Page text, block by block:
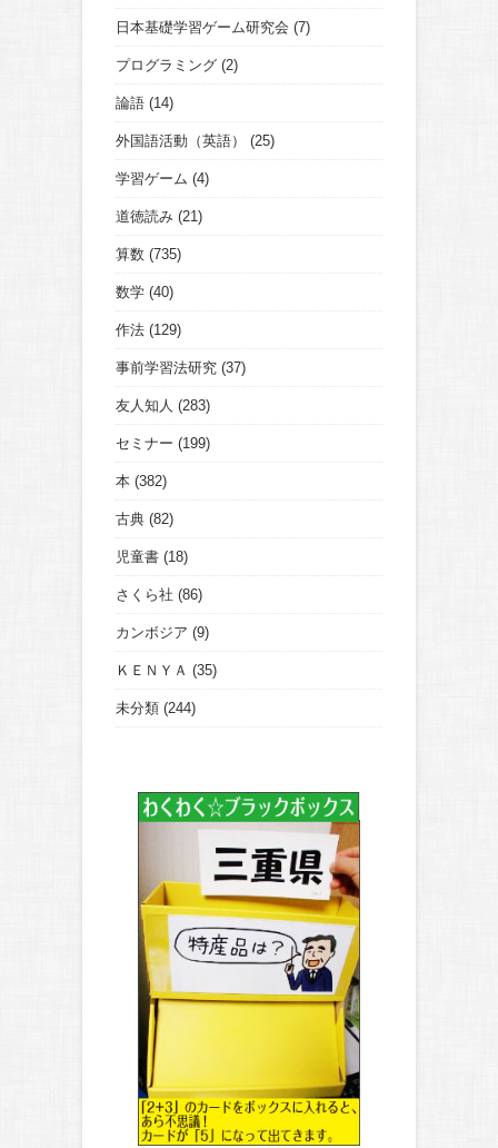
日本基礎学習ゲーム研究会 (7)
プログラミング (2)
論語 (14)
外国語活動（英語） (25)
学習ゲーム (4)
道徳読み (21)
算数 (735)
数学 (40)
作法 (129)
事前学習法研究 (37)
友人知人 (283)
セミナー (199)
本 (382)
古典 (82)
児童書 (18)
さくら社 (86)
カンボジア (9)
ＫＥＮＹＡ (35)
未分類 (244)